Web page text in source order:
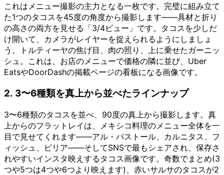
これはメニュー撮影の主力となる一枚です。完璧に組み立て
た1つのタコスを45度の角度から撮影します——具材と折り
の高さの両方を見せる「3/4ビュー」です。タコスを少しだ
け開いて、カメラがレイヤーを捉えられるようにしましょ
う。トルティーヤの焦げ目、肉の照り、上に乗せたガーニッ
シュ。これは、お店のメニューで価格の隣に並び、Uber
EatsやDoorDashの掲載ページの看板になる画像です。
2. 3〜6種類を真上から並べたラインナップ
3〜6種類のタコスを並べ、90度の真上から撮影します。真
上からのフラットレイは、メキシコ料理のメニュー全体を一
目で見せてくれます——アル・パストール、カルニタス、フ
ィッシュ、ビリア——そしてSNSで最もシェアされ、保存さ
れやすいインスタ映えするタコス画像です。奇数でまとめ(3
つや5つは4つや6つより映えます)、赤いサルサのタコスが2